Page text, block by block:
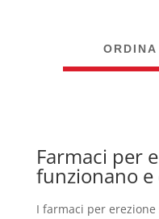
Farmaci per
funzionano
I farmaci per